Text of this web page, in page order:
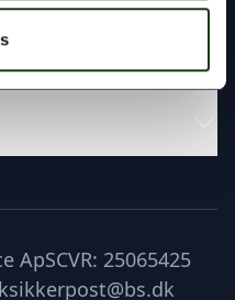
ApSCVR: 25065425
sikkerpost@bs.dk